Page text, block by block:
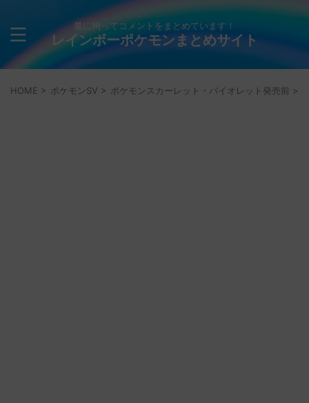
量に拘ってコメントをまとめています！
レインボーポケモンまとめサイト
HOME > ポケモンSV > ポケモンスカーレット・バイオレット発売前 >